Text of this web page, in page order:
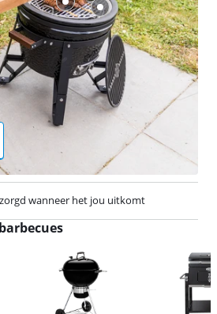
wanneer het jou uitkomt